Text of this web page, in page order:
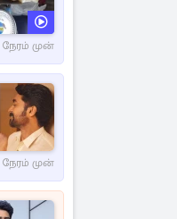
நேரம் முன்
நேரம் முன்